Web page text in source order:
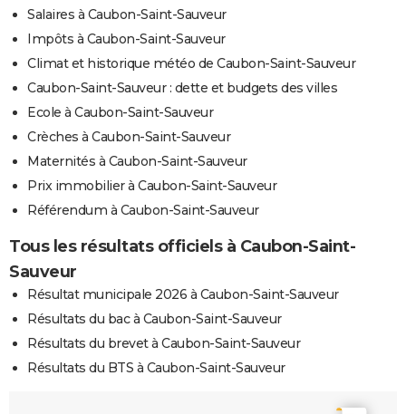
Salaires à Caubon-Saint-Sauveur
Impôts à Caubon-Saint-Sauveur
Climat et historique météo de Caubon-Saint-Sauveur
Caubon-Saint-Sauveur : dette et budgets des villes
Ecole à Caubon-Saint-Sauveur
Crèches à Caubon-Saint-Sauveur
Maternités à Caubon-Saint-Sauveur
Prix immobilier à Caubon-Saint-Sauveur
Référendum à Caubon-Saint-Sauveur
Tous les résultats officiels à Caubon-Saint-
Sauveur
Résultat municipale 2026 à Caubon-Saint-Sauveur
Résultats du bac à Caubon-Saint-Sauveur
Résultats du brevet à Caubon-Saint-Sauveur
Résultats du BTS à Caubon-Saint-Sauveur